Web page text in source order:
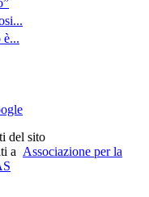
è...
del sito
a Associazione per la